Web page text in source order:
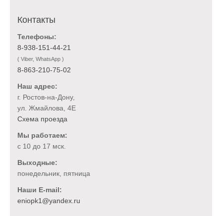
Контакты
Телефоны:
8-938-151-44-21
( Viber, WhatsApp )
8-863-210-75-02
Наш адрес:
г. Ростов-на-Дону,
ул. Жмайлова, 4Е
Схема проезда
Мы работаем:
с 10 до 17 мск.
Выходные:
понедельник, пятница
Наши E-mail: